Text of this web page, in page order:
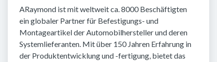
ARaymond ist mit weltweit ca. 8000 Beschäftigten
ein globaler Partner für Befestigungs- und
Montageartikel der Automobilhersteller und deren
Systemlieferanten. Mit über 150 Jahren Erfahrung in
der Produktentwicklung und -fertigung, bietet das